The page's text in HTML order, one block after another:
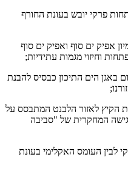
פרקי יובש בעונת החורף
אפיק ים סוף ואפיק ים סוף
וחיזוי מגמות עתידיות;
באגן הים התיכון כבסיס להבנת
הקיץ לאזור הלבנט המתבסס על
המחקרית של "סביבה
לבין העומס האקלימי בעונת